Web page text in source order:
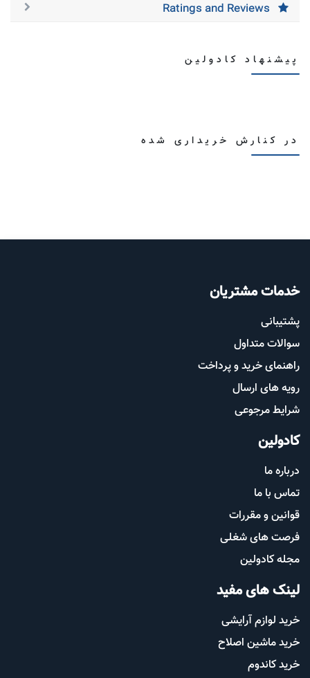
Ratings and Reviews
پیشنهاد کادولین
در کنارش خریداری شده
خدمات مشتریان
پشتیب​​انی
سوالات متداول
راهنمای خرید و پرداخت
رویه های ارسال
شرایط مرجوعی
کادولین
درباره ما
تماس با ما
قوانین و مقررات
فرصت های شغلی
مجله کادولین
لینک های مفید
خرید لوازم آرایشی
خرید ماشین اصلاح
خرید کاندوم